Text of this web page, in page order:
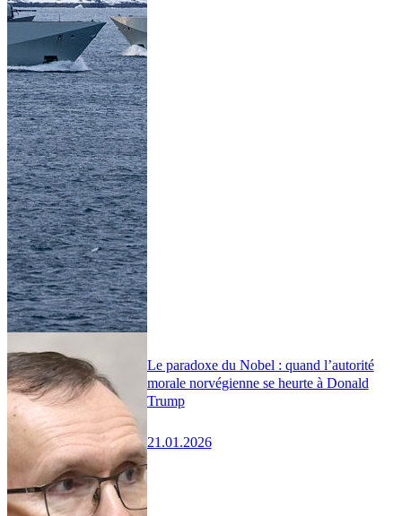
Le paradoxe du Nobel : quand l’autorité
morale norvégienne se heurte à Donald
Trump
21.01.2026